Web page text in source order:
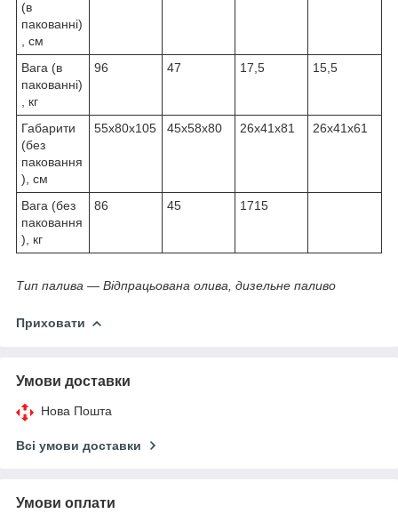
(в
пакованні)
, см
Вага (в
пакованні)
, кг
96 47 17,5 15,5
Габарити
(без
паковання
), см
55х80х105 45х58х80 26х41х81 26х41х61
Вага (без
паковання
), кг
86 45 1715
Тип палива — Відпрацьована олива, дизельне паливо
Приховати
Умови доставки
Нова Пошта
Всі умови доставки
Умови оплати